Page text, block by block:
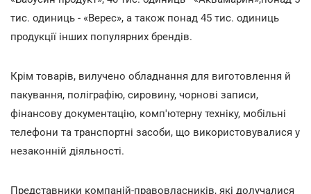
тис. одиниць - «Верес», а також понад 45 тис. одиниць
продукції інших популярних брендів.
Крім товарів, вилучено обладнання для виготовлення й
пакування, поліграфію, сировину, чорнові записи,
фінансову документацію, комп'ютерну техніку, мобільні
телефони та транспортні засоби, що використовувалися у
незаконній діяльності.
Представники компаній-правовласників, які долучалися